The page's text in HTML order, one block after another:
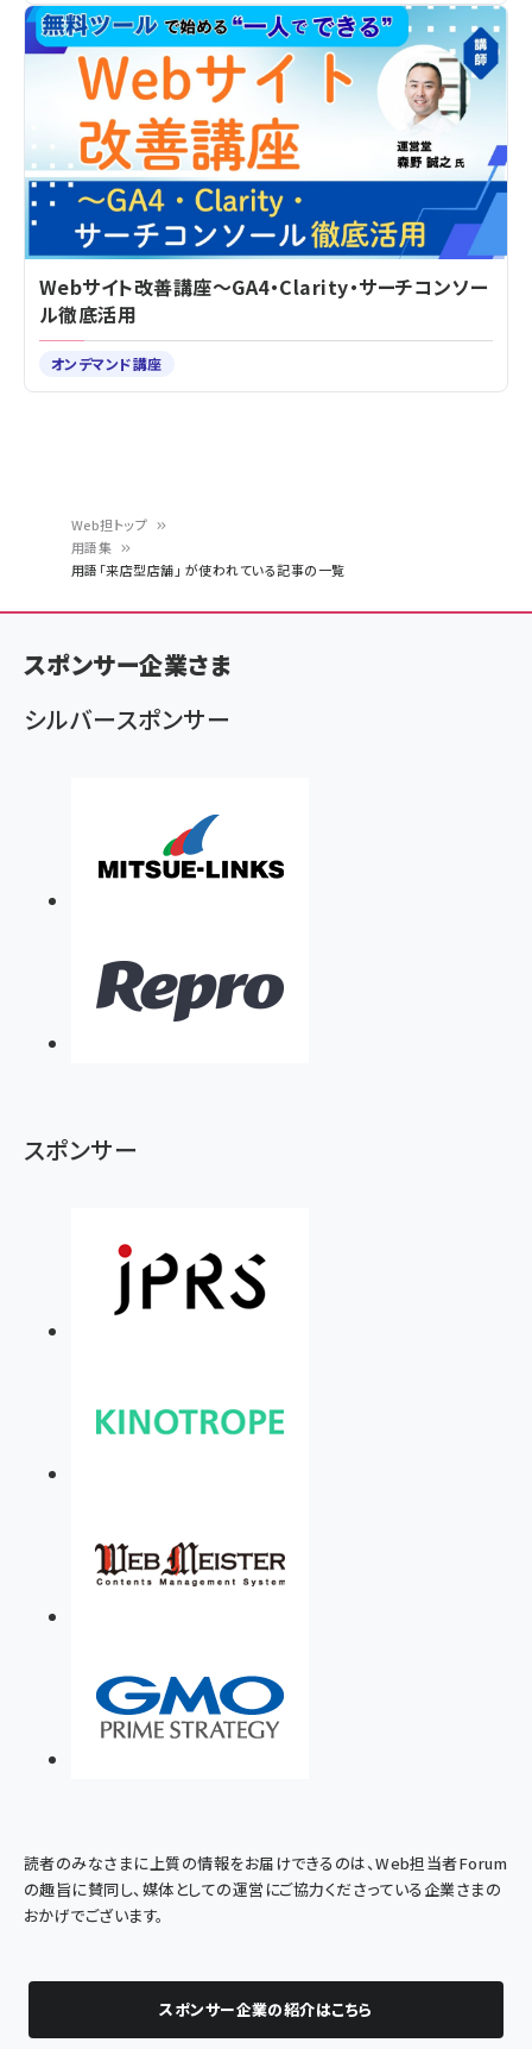
ン
く
ず
Web担トップ
用語集
用語「来店型店舗」 が使われている記事の一覧
Webサイト改善講座～GA4・Clarity・サーチコンソー
ル徹底活用
オンデマンド講座
スポンサー企業さま
シルバースポンサー
スポンサー
読者のみなさまに上質の情報をお届けできるのは、Web担当者Forum
の趣旨に賛同し、媒体としての運営にご協力くださっている企業さまの
おかげでございます。
スポンサー企業の紹介はこちら